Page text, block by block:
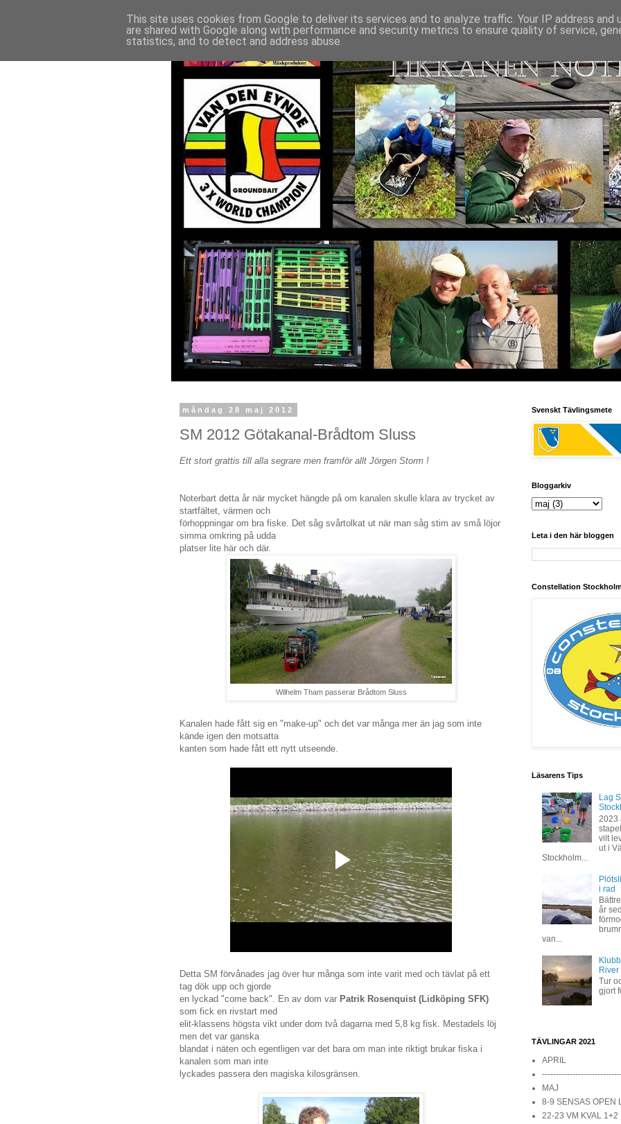
måndag 28 maj 2012
SM 2012 Götakanal-Brådtom Sluss
Ett stort grattis till alla segrare men framför allt Jörgen Storm !
Noterbart detta år när mycket hängde på om kanalen skulle klara av trycket av
startfältet, värmen och
förhoppningar om bra fiske. Det såg svårtolkat ut när man såg stim av små löjor
simma omkring på udda
platser lite här och där.
Wilhelm Tham passerar Brådtom Sluss
Kanalen hade fått sig en "make-up" och det var många mer än jag som inte
kände igen den motsatta
kanten som hade fått ett nytt utseende.
Detta SM förvånades jag över hur många som inte varit med och tävlat på ett
tag dök upp och gjorde
en lyckad "come back". En av dom var Patrik Rosenquist (Lidköping SFK)
som fick en rivstart med
elit-klassens högsta vikt under dom två dagarna med 5,8 kg fisk. Mestadels löj
men det var ganska
blandat i näten och egentligen var det bara om man inte riktigt brukar fiska i
kanalen som man inte
lyckades passera den magiska kilosgränsen.
Svenskt Tävlingsmete
Bloggarkiv
Leta i den här bloggen
Constellation
Läsarens Tips
Lag
2023
vilt
ut i
Stockholm...
i rad
år
van...
River
Tur
gjort
TÄVLINGAR 2021
APRIL
MAJ
8-9 SENSAS OPEN
22-23 VM KVAL 1+2
This site uses cookies from Google to deliver its services and to analyze traffic. Your IP address and
are shared with Google along with performance and security metrics to ensure quality of service,
statistics, and to detect and address abuse.